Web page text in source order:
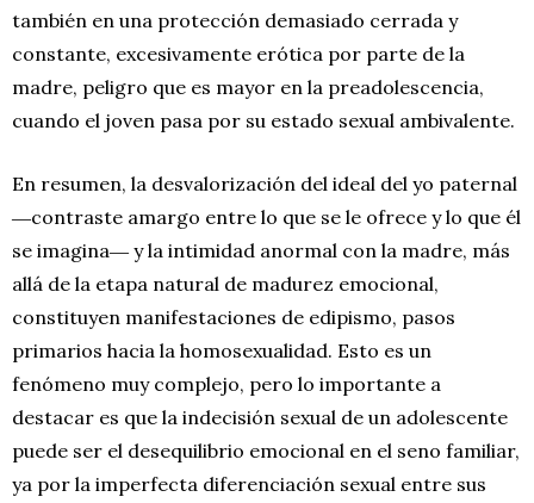
también en una protección demasiado cerrada y
constante, excesivamente erótica por parte de la
madre, peligro que es mayor en la preadolescencia,
cuando el joven pasa por su estado sexual ambivalente.
En resumen, la desvalorización del ideal del yo paternal
―contraste amargo entre lo que se le ofrece y lo que él
se imagina― y la intimidad anormal con la madre, más
allá de la etapa natural de madurez emocional,
constituyen manifestaciones de edipismo, pasos
primarios hacia la homosexualidad. Esto es un
fenómeno muy complejo, pero lo importante a
destacar es que la indecisión sexual de un adolescente
puede ser el desequilibrio emocional en el seno familiar,
ya por la imperfecta diferenciación sexual entre sus